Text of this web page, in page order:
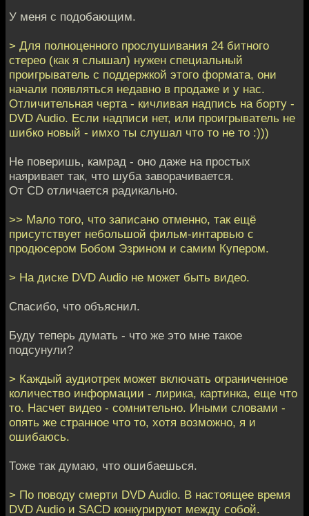
У меня с подобающим.
> Для полноценного прослушивания 24 битного
стерео (как я слышал) нужен специальный
проигрыватель с поддержкой этого формата, они
начали появляться недавно в продаже и у нас.
Отличительная черта - кичливая надпись на борту -
DVD Audio. Если надписи нет, или проигрыватель не
шибко новый - имхо ты слушал что то не то :)))
Не поверишь, камрад - оно даже на простых
наяривает так, что шуба заворачивается.
От CD отличается радикально.
>> Мало того, что записано отменно, так ещё
присутствует небольшой фильм-интарвью с
продюсером Бобом Эзрином и самим Купером.
> На диске DVD Audio не может быть видео.
Спасибо, что объяснил.
Буду теперь думать - что же это мне такое
подсунули?
> Каждый аудиотрек может включать ограниченное
количество информации - лирика, картинка, еще что
то. Насчет видео - сомнительно. Иными словами -
опять же странное что то, хотя возможно, я и
ошибаюсь.
Тоже так думаю, что ошибаешься.
> По поводу смерти DVD Audio. В настоящее время
DVD Audio и SACD конкурируют между собой.